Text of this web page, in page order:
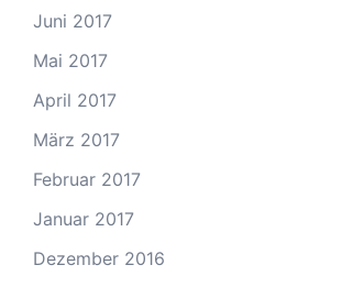
Juni 2017
Mai 2017
April 2017
März 2017
Februar 2017
Januar 2017
Dezember 2016